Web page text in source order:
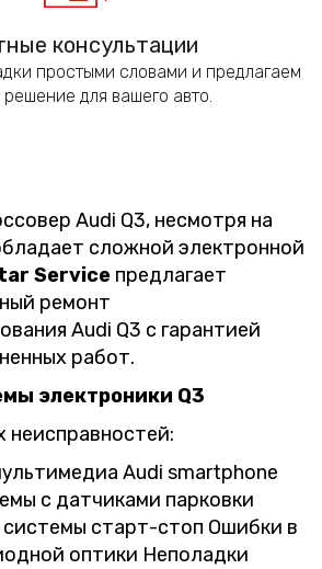
консультации
простыми словами и предлагаем
для вашего авто.
Audi Q3, несмотря на
сложной электронной
Service предлагает
ремонт
Audi Q3 с гарантией
работ.
электроники Q3
неисправностей:
Audi smartphone
с датчиками парковки
старт-стоп Ошибки в
оптики Неполадки